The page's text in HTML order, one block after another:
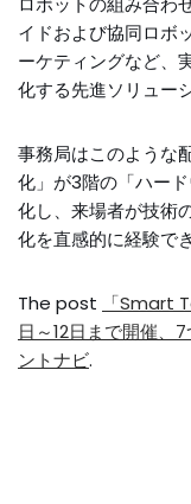
イドおよび協同ロボ
ーケティングなど、
化する先進ソリュー
事務局はこのような
化」が3階の「ハー
化し、来場者が技術
化を直感的に経験で
The post
「Smart
日～12日まで開催、
ントナビ.